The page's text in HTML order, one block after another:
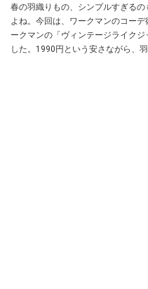
春の羽織りもの、シンプルすぎる
よね。今回は、ワークマンのコーデ
ークマンの「ヴィンテージライク
した。1990円という安さながら、
エットが魅力です。デニムや黒パ